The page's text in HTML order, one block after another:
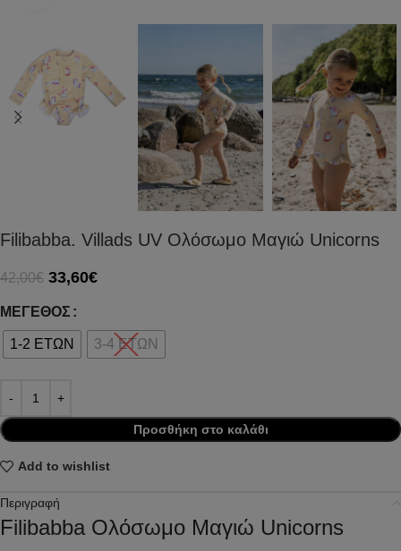
Filibabba. Villads UV Ολόσωμο Μαγιώ Unicorns
42,00€ 33,60€
ΜΈΓΕΘΟΣ
1-2 ΕΤΩΝ 3-4 ΕΤΩΝ
Προσθήκη στο καλάθι
Add to wishlist
Περιγραφή
Filibabba Ολόσωμο Μαγιώ Unicorns